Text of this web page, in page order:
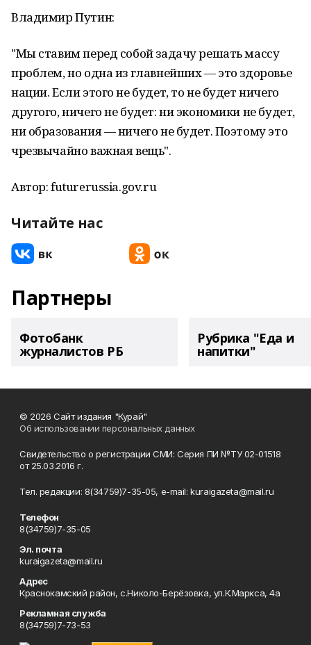
Владимир Путин:
"Мы ставим перед собой задачу решать массу
проблем, но одна из главнейших — это здоровье
нации. Если этого не будет, то не будет ничего
другого, ничего не будет: ни экономики не будет,
ни образования — ничего не будет. Поэтому это
чрезвычайно важная вещь".
Автор: futurerussia.gov.ru
Читайте нас
Партнеры
Фотобанк
журналистов РБ
Рубрика "Еда и
напитки"
© 2026 Сайт издания "Курай"
Об использовании персональных данных
Свидетельство о регистрации СМИ: Серия ПИ №ТУ 02-01518
от 25.03.2016 г.
Тел. редакции: 8(34759)7-35-05, e-mail: kuraigazeta@mail.ru
Телефон
8(34759)7-35-05
Эл. почта
kuraigazeta@mail.ru
Адрес
Краснокамский район, с.Николо-Берёзовка, ул.К.Маркса, 4а
Рекламная служба
8(34759)7-73-53